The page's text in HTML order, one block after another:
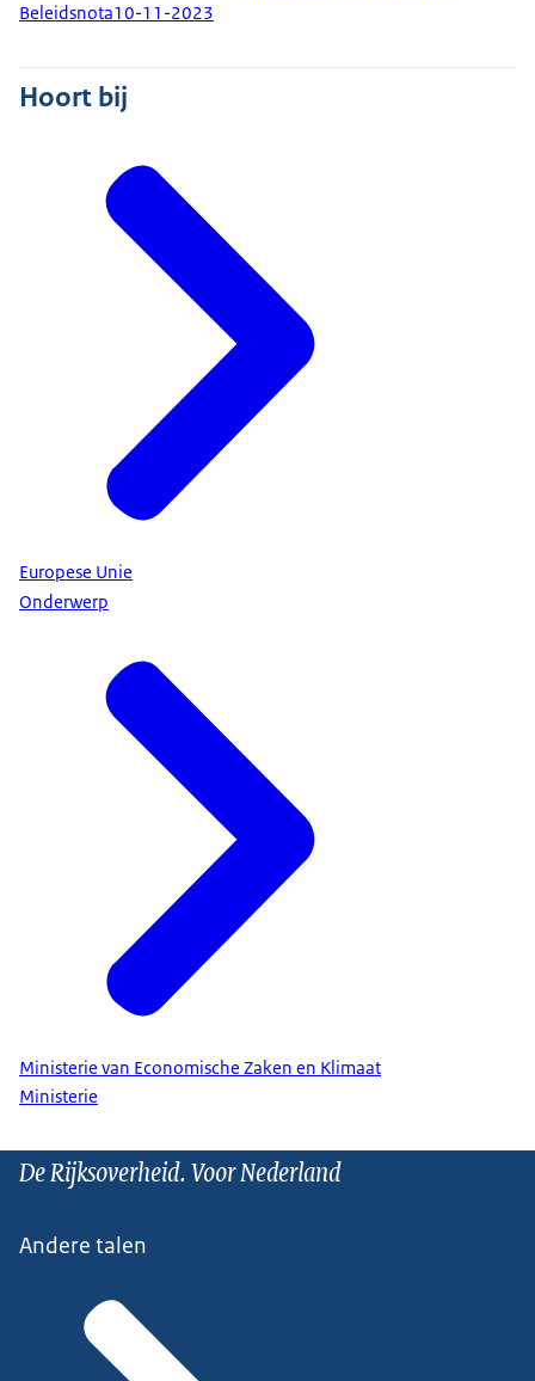
Beleidsnota10-11-2023
Hoort bij
Europese Unie
Onderwerp
Ministerie van Economische Zaken en Klimaat
Ministerie
De Rijksoverheid. Voor Nederland
Andere talen